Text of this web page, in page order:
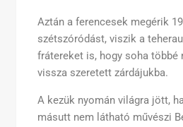
Aztán a ferencesek megérik
szétszóródást, viszik a
frátereket is, hogy soha többé
vissza szeretett zárdájukba.
A kezük nyomán világra jött,
másutt nem látható művészi